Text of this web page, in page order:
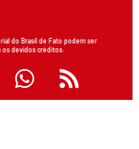
do Brasil de Fato podem ser
os devidos créditos.